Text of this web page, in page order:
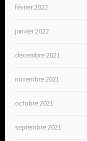
février 2022
janvier 2022
décembre 2021
novembre 2021
octobre 2021
septembre 2021